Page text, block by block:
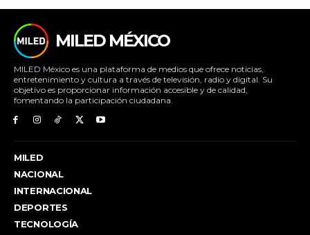
MILED MÉXICO
MILED México es una plataforma de medios que ofrece noticias,
entretenimiento y cultura a través de televisión, radio y digital. Su
objetivo es proporcionar información accesible y de calidad,
fomentando la participación ciudadana.
MILED
NACIONAL
INTERNACIONAL
DEPORTES
TECNOLOGÍA